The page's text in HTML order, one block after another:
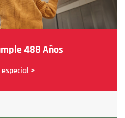
488 Años
>